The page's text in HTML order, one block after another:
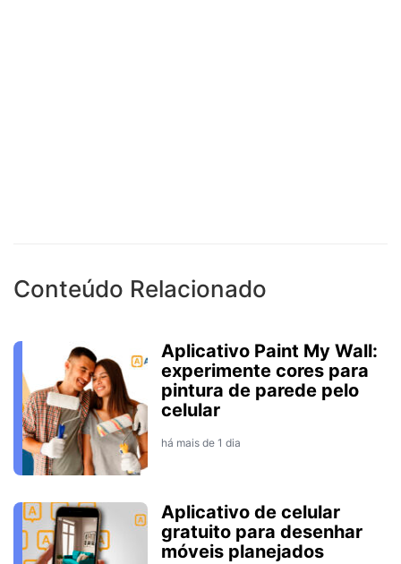
Conteúdo Relacionado
Aplicativo Paint My Wall:
experimente cores para
pintura de parede pelo
celular
há mais de 1 dia
Aplicativo de celular
gratuito para desenhar
móveis planejados